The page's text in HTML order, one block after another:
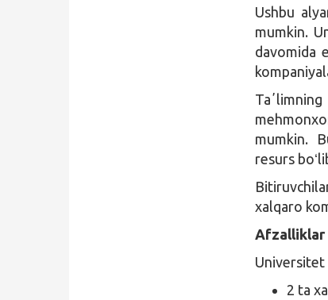
Ushbu
mumkin.
davomida
mumkin.
resurs
xalqaro
Afzalliklar
Universitet
2 ta